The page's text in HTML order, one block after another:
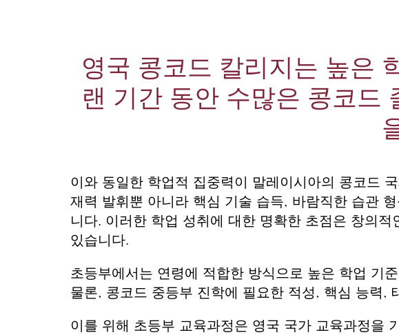
영국 콩코드 칼리지는 높은
랜 기간 동안 수많은 콩코드
이와 동일한 학업적 집중력이 말레이시아의 콩코드
재력 발휘뿐 아니라 핵심 기술 습득, 바람직한 습관
니다. 이러한 학업 성취에 대한 명확한 초점은 창의
있습니다.
초등부에서는 연령에 적합한 방식으로 높은 학업 기
물론, 콩코드 중등부 진학에 필요한 적성, 핵심 능력,
이를 위해 초등부 교육과정은 영국 국가 교육과정을